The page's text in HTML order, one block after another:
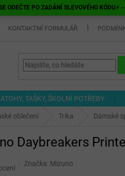
ODEČTE PO ZADÁNÍ SLEVOVÉHO
KONTAKTNÍ FORMULÁŘ
TAŠKY, ŠKOLNÍ POTŘEBY
oblečení Trika Dámské
Daybreakers
Značka: Mizuno